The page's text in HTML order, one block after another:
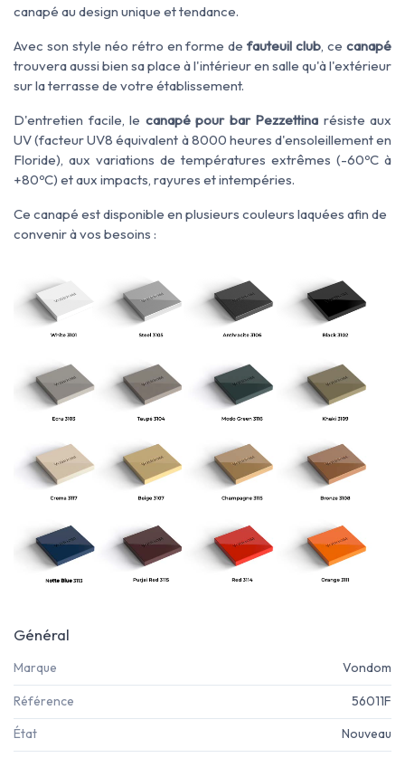
canapé au design unique et tendance.
Avec son style néo rétro en forme defauteuil club, ce canapé
trouvera aussi bien sa place à l'intérieur en salle qu'à l'extérieur
sur la terrasse de votre établissement.
D'entretien facile, le canapé pour bar Pezzettina résiste aux
UV (facteur UV8 équivalent à 8000 heures d'ensoleillement en
Floride), aux variations de températures extrêmes (-60ºC à
+80ºC) et aux impacts, rayures et intempéries.
Ce canapé est disponible en plusieurs couleurs laquées afin de
convenir à vos besoins :
Général
Marque Vondom
Référence 56011F
État Nouveau